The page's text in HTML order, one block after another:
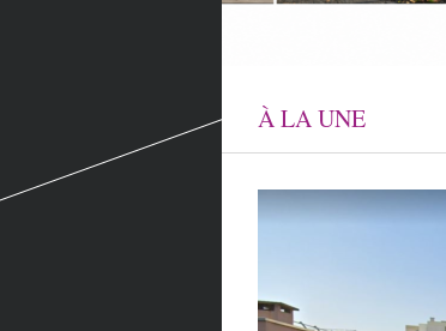
À LA UNE